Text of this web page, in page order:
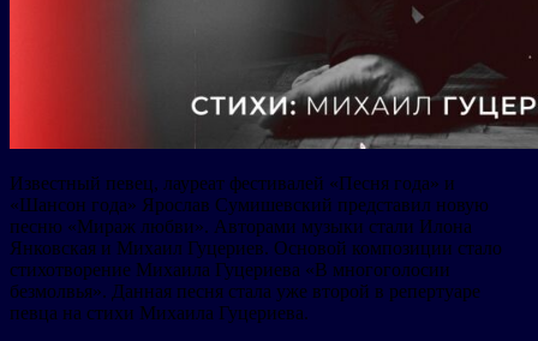
Известный певец, лауреат фестивалей «Песня года» и
«Шансон года» Ярослав Сумишевский представил новую
песню «Мираж любви». Авторами музыки стали Илона
Янковская и Михаил Гуцериев. Основой композиции стало
стихотворение Михаила Гуцериева «В многоголосии
безмолвья». Данная песня стала уже второй в репертуаре
певца на стихи Михаила Гуцериева.